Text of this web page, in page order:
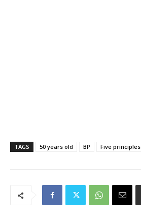
TAGS 50 years old BP Five principles